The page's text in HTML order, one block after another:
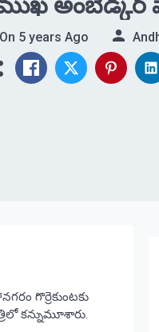
On 5 years Ago
గొర్రెకుంటకు
కన్నుమూశారు.